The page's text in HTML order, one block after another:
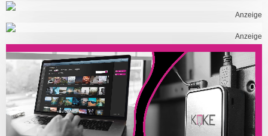
Anzeige
Anzeige